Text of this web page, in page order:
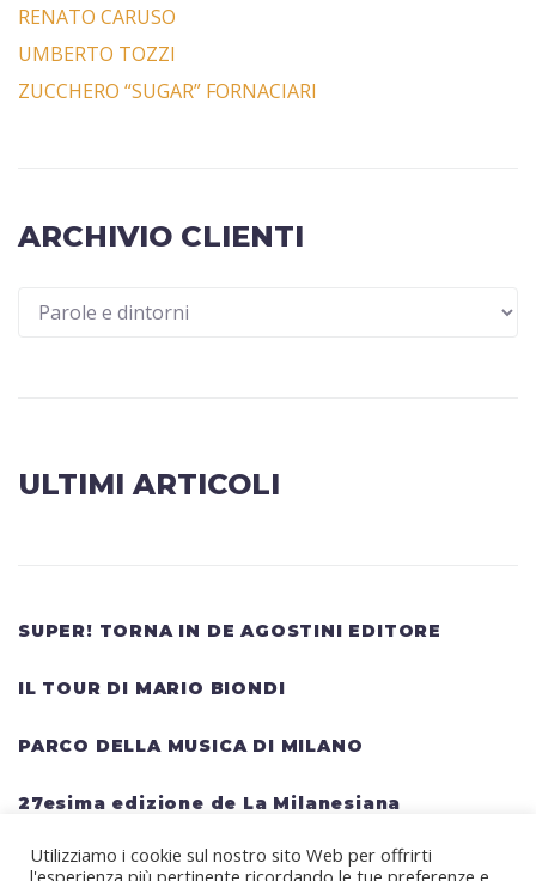
RENATO CARUSO
UMBERTO TOZZI
ZUCCHERO “SUGAR” FORNACIARI
ARCHIVIO CLIENTI
ULTIMI ARTICOLI
SUPER! TORNA IN DE AGOSTINI EDITORE
IL TOUR DI MARIO BIONDI
PARCO DELLA MUSICA DI MILANO
27esima edizione de La Milanesiana
HELLWATT FESTIVAL: una lineup gigantesca
Utilizziamo i cookie sul nostro sito Web per offrirti
l'esperienza più pertinente ricordando le tue preferenze e